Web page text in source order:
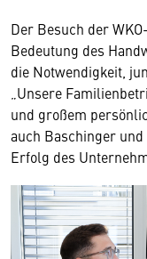
Der Besuch der
Bedeutung des
die Notwendigkeit,
„Unsere
und großem
auch Baschinger
Erfolg des